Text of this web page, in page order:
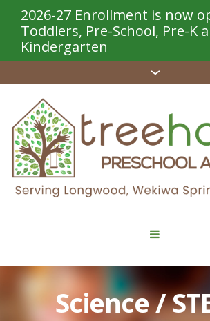
Science /
2026-27 Enrollment is now
Toddlers, Pre-School, Pre-K
Kindergarten